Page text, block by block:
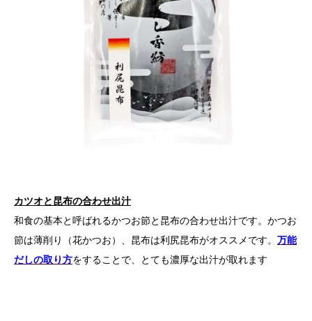
カツオと昆布の合わせ出汁
和食の基本と呼ばれるかつお節と昆布の合わせ出汁です。かつお
節は薄削り（花かつお）、昆布は利尻昆布がオススメです。 万能
だしの取り方をすることで、とても濃厚な出汁が取れます